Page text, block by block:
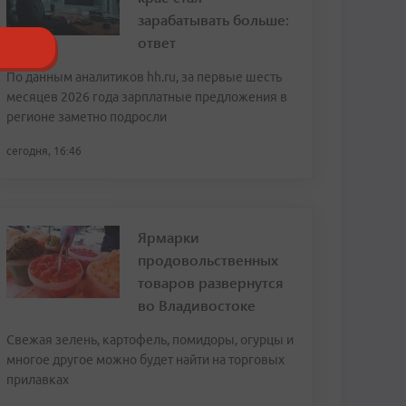
зарабатывать больше:
ответ
По данным аналитиков hh.ru, за первые шесть
месяцев 2026 года зарплатные предложения в
регионе заметно подросли
сегодня, 16:46
Ярмарки
продовольственных
товаров развернутся
во Владивостоке
Свежая зелень, картофель, помидоры, огурцы и
многое другое можно будет найти на торговых
прилавках